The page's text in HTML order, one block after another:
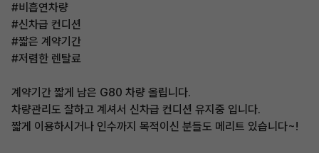
#비흡연차량
#신차급 컨디션
#짧은 계약기간
#저렴한 렌탈료
계약기간 짧게 남은 G80 차량 올립니다.
차량관리도 잘하고 계셔서 신차급 컨디션 유지중 입니다.
짧게 이용하시거나 인수까지 목적이신 분들도 메리트 있습니다~!